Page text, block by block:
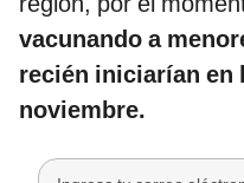
vacunando a
recién iniciarían en
noviembre.